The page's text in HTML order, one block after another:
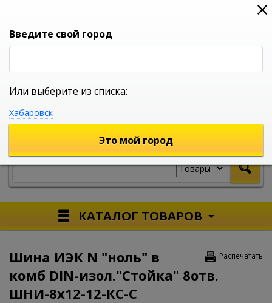
0
УНИВЕРСАЛЬНЫЙ ИНТЕРНЕТ МАГАЗИН
КАТАЛОГ ТОВАРОВ
Распечатать
Шина ИЭК N "ноль" в
комб DIN-изол."Стойка" 8отв.
ШНИ-8x12-12-КС-С
Введите свой город
Или выберите из списка:
Хабаровск
Это мой город